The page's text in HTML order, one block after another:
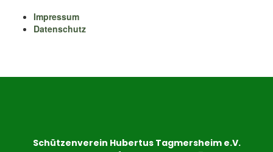
Impressum
Datenschutz
Schützenverein Hubertus Tagmersheim e.V.